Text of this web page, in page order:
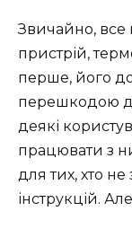
Звичайно, все
пристрій,
перше, його
перешкодою
деякі
працювати з
для тих, хто
інструкцій.